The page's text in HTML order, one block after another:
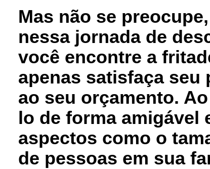
Mas não se
nessa jornada de
você encontre a
apenas satisfaça seu
ao seu orçamento.
lo de forma amigável
aspectos como o
de pessoas em sua